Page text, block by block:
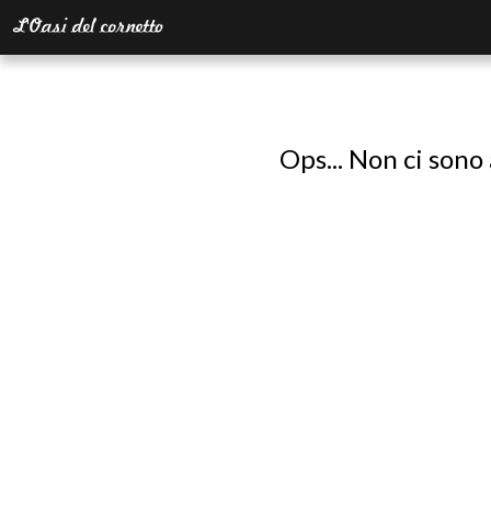
Ops... Non ci